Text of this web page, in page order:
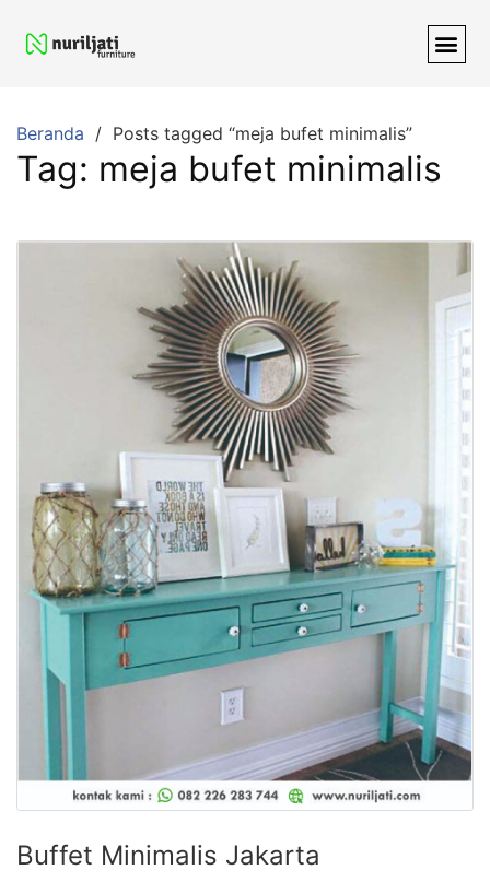
Beranda Posts tagged “meja bufet minimalis”
Tag: meja bufet minimalis
Buffet Minimalis Jakarta